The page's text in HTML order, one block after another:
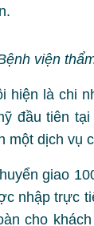
viện
hiện là chi
đầu tiên
một dịch vụ
giao
nhập trực
cho